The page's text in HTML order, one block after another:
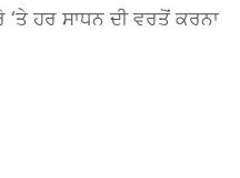
ਹਰ ਸਾਧਨ ਦੀ ਵਰਤੋਂ ਕਰਨਾ